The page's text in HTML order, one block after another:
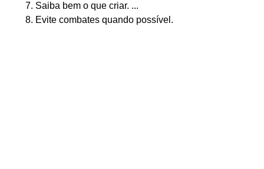
Saiba bem o que criar. ...
Evite combates quando possível.